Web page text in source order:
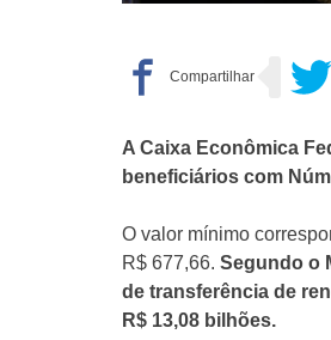
A Caixa Econômica
beneficiários com
O valor mínimo
R$ 677,66. Segundo o
de transferência de
R$ 13,08 bilhões.